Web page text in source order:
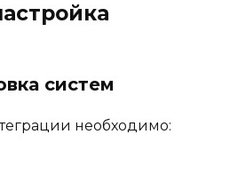
систем
необходимо: